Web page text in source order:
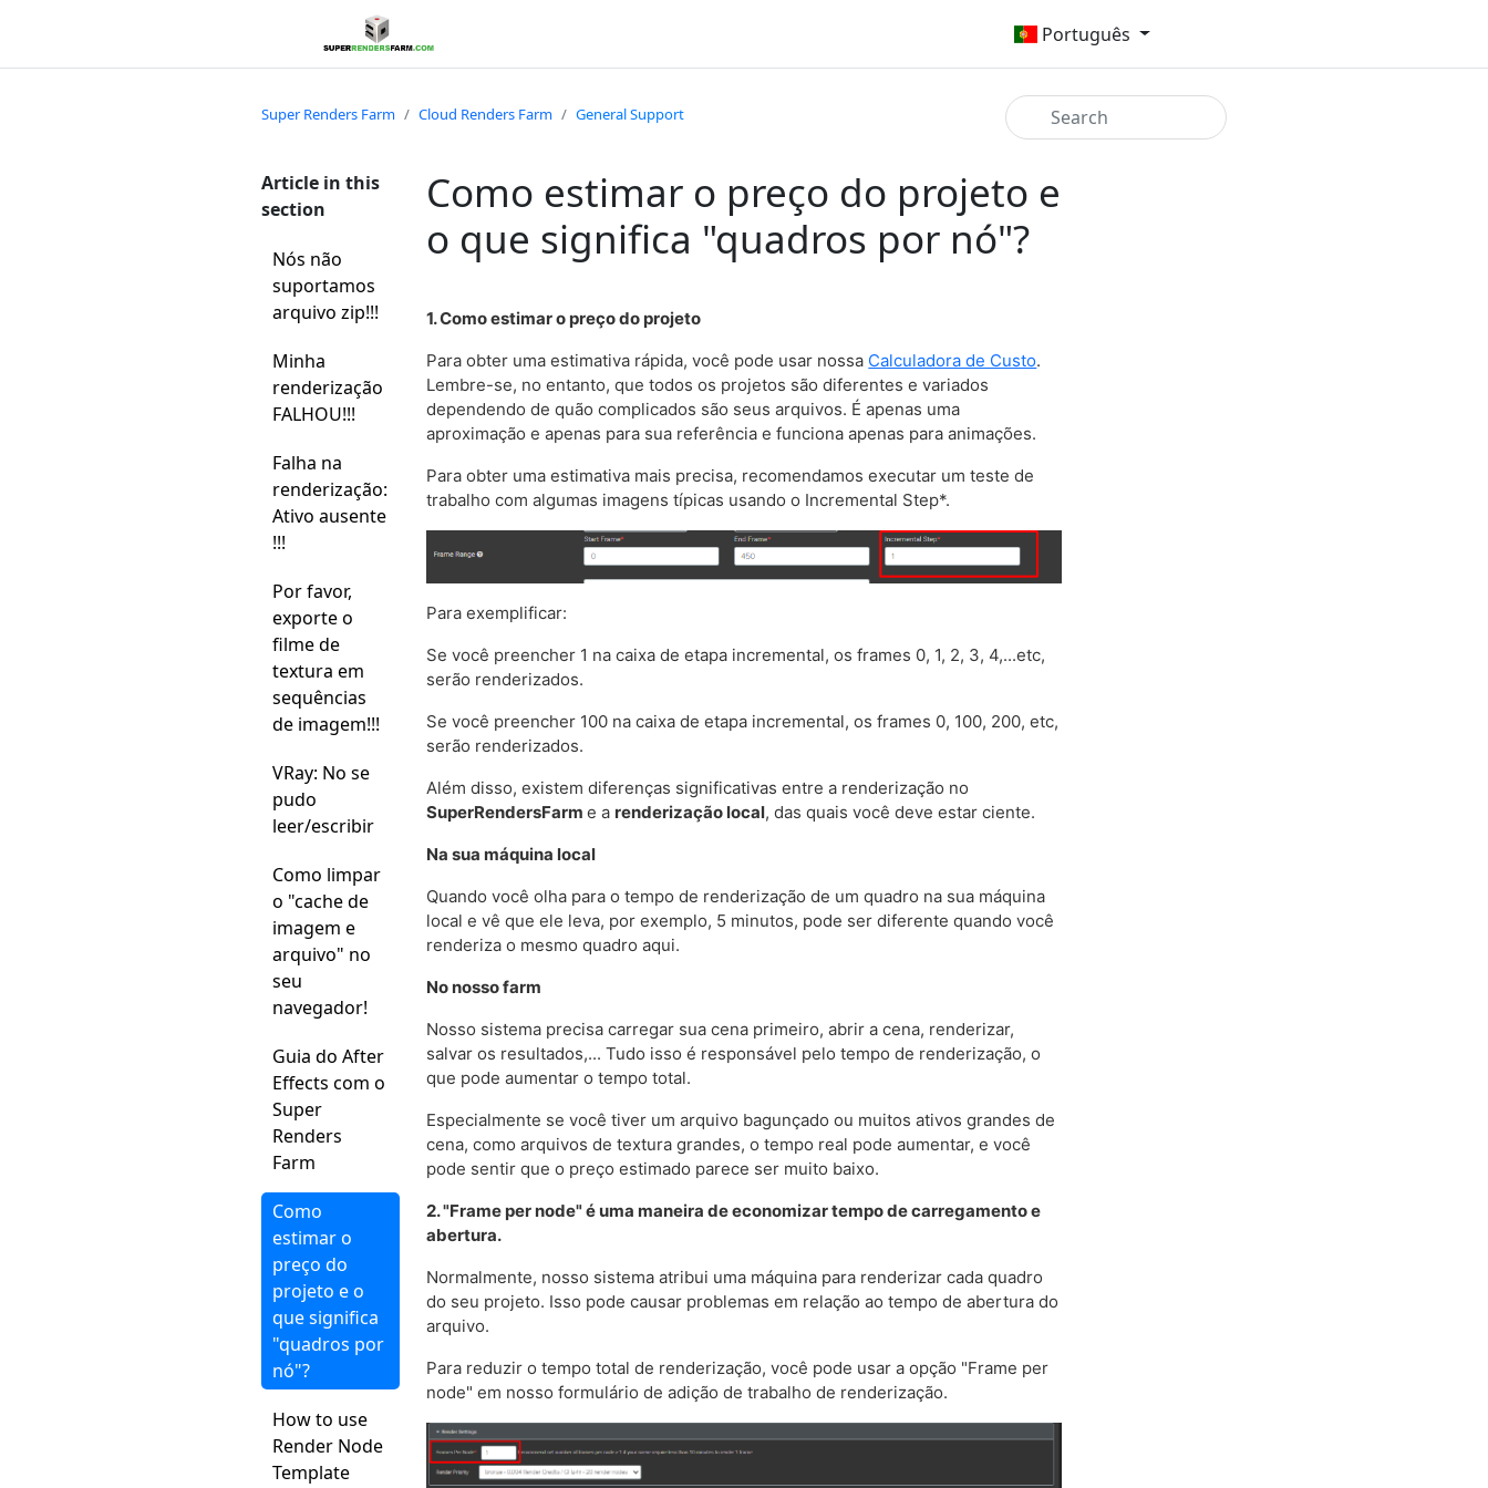
Português
Super Renders Farm Cloud Renders Farm General Support
Article in this
section
Nós não
suportamos
arquivo zip!!!
Minha
renderização
FALHOU!!!
Falha na
renderização:
Ativo ausente
!!!
Por favor,
exporte o
filme de
textura em
sequências
de imagem!!!
VRay: No se
pudo
leer/escribir
Como limpar
o "cache de
imagem e
arquivo" no
seu
navegador!
Guia do After
Effects com o
Super
Renders
Farm
Como
estimar o
preço do
projeto e o
que significa
"quadros por
nó"?
How to use
Render Node
Template
Como estimar o preço do projeto e
o que significa "quadros por nó"?
1. Como estimar o preço do projeto
Para obter uma estimativa rápida, você pode usar nossa Calculadora de Custo.
Lembre-se, no entanto, que todos os projetos são diferentes e variados
dependendo de quão complicados são seus arquivos. É apenas uma
aproximação e apenas para sua referência e funciona apenas para animações.
Para obter uma estimativa mais precisa, recomendamos executar um teste de
trabalho com algumas imagens típicas usando o Incremental Step*.
Para exemplificar:
Se você preencher 1 na caixa de etapa incremental, os frames 0, 1, 2, 3, 4,...etc,
serão renderizados.
Se você preencher 100 na caixa de etapa incremental, os frames 0, 100, 200, etc,
serão renderizados.
Além disso, existem diferenças significativas entre a renderização no
SuperRendersFarme a renderização local, das quais você deve estar ciente.
Na sua máquina local
Quando você olha para o tempo de renderização de um quadro na sua máquina
local e vê que ele leva, por exemplo, 5 minutos, pode ser diferente quando você
renderiza o mesmo quadro aqui.
No nosso farm
Nosso sistema precisa carregar sua cena primeiro, abrir a cena, renderizar,
salvar os resultados,... Tudo isso é responsável pelo tempo de renderização, o
que pode aumentar o tempo total.
Especialmente se você tiver um arquivo bagunçado ou muitos ativos grandes de
cena, como arquivos de textura grandes, o tempo real pode aumentar, e você
pode sentir que o preço estimado parece ser muito baixo.
2. "Frame per node" é uma maneira de economizar tempo de carregamento e
abertura.
Normalmente, nosso sistema atribui uma máquina para renderizar cada quadro
do seu projeto. Isso pode causar problemas em relação ao tempo de abertura do
arquivo.
Para reduzir o tempo total de renderização, você pode usar a opção "Frame per
node" em nosso formulário de adição de trabalho de renderização.